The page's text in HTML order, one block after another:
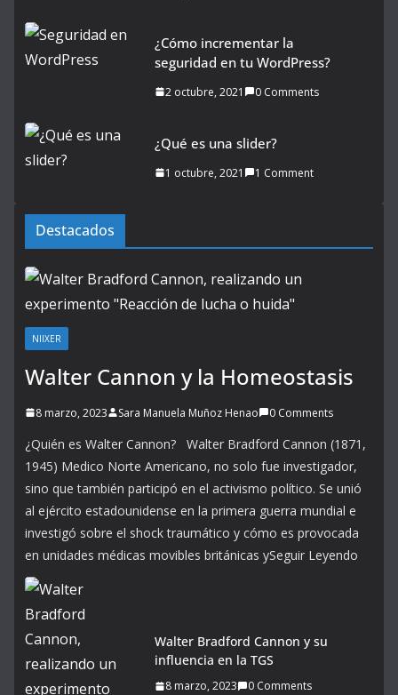
¿Cómo incrementar la
seguridad en tu WordPress?
2 octubre, 2021 0 Comments
¿Qué es una slider?
1 octubre, 2021 1 Comment
Destacados
NIIXER
Walter Cannon y la Homeostasis
8 marzo, 2023 Sara Manuela Muñoz Henao 0 Comments
¿Quién es Walter Cannon? Walter Bradford Cannon (1871,
1945) Medico Norte Americano, no solo fue investigador,
sino que también participó en el activismo político. Se unió
al ejército estadounidense en la primera guerra mundial e
investigó sobre el shock traumático y cómo es provocada
en unidades médicas movibles británicas ySeguir Leyendo
Walter Bradford Cannon y su
influencia en la TGS
8 marzo, 2023 0 Comments